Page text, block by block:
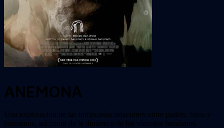
ANEMONA
Una exploración de las intrincadas relaciones entre padres, hijos y
hermanos, así como de la dinámica de los vínculos familiares.